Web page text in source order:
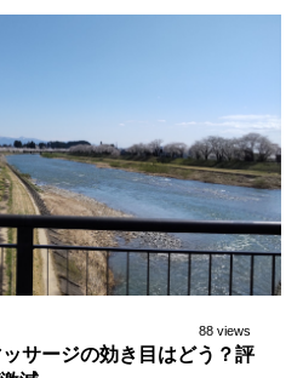
88 views
サージの効き目はどう？評